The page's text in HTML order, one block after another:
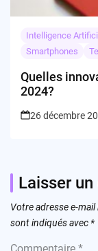
Intelligence
Smartphones
Quelles
2024?
26 décembre
Laisser
Votre adresse e-mail
sont indiqués avec *